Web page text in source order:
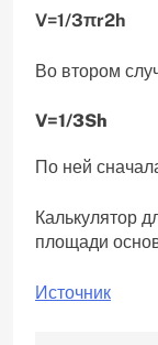
V=​1/3​​πr​2​​h
Во втором
V=​1/3​​Sh
По ней
Калькулятор
площади
Источник